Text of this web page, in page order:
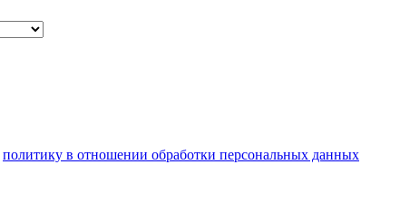
политику в отношении обработки персональных данных